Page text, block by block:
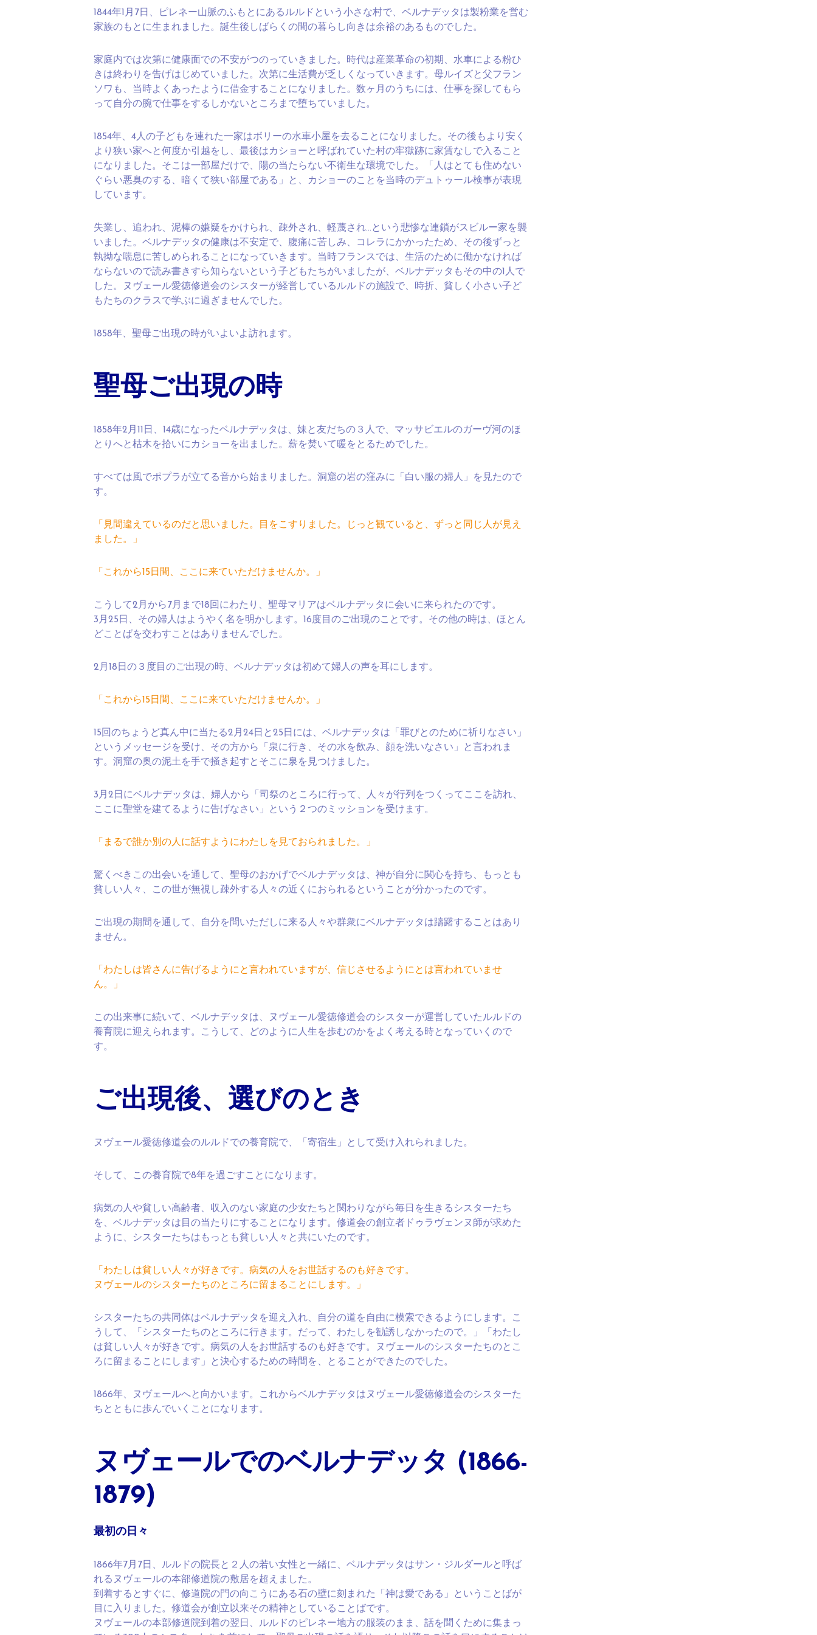
1844年1月7日、ピレネー山脈のふもとにあるルルドという小さな村で、ベルナデッタは製粉業を営む
家族のもとに生まれました。誕生後しばらくの間の暮らし向きは余裕のあるものでした。
家庭内では次第に健康面での不安がつのっていきました。時代は産業革命の初期、水車による粉ひ
きは終わりを告げはじめていました。次第に生活費が乏しくなっていきます。母ルイズと父フラン
ソワも、当時よくあったように借金することになりました。数ヶ月のうちには、仕事を探してもら
って自分の腕で仕事をするしかないところまで堕ちていました。
1854年、4人の子どもを連れた一家はボリーの水車小屋を去ることになりました。その後もより安く
より狭い家へと何度か引越をし、最後はカショーと呼ばれていた村の牢獄跡に家賃なしで入ること
になりました。そこは一部屋だけで、陽の当たらない不衛生な環境でした。「人はとても住めない
ぐらい悪臭のする、暗くて狭い部屋である」と、カショーのことを当時のデュトゥール検事が表現
しています。
失業し、追われ、泥棒の嫌疑をかけられ、疎外され、軽蔑され…という悲惨な連鎖がスビルー家を襲
いました。ベルナデッタの健康は不安定で、腹痛に苦しみ、コレラにかかったため、その後ずっと
執拗な喘息に苦しめられることになっていきます。当時フランスでは、生活のために働かなければ
ならないので読み書きすら知らないという子どもたちがいましたが、ベルナデッタもその中の1人で
した。ヌヴェール愛徳修道会のシスターが経営しているルルドの施設で、時折、貧しく小さい子ど
もたちのクラスで学ぶに過ぎませんでした。
1858年、聖母ご出現の時がいよいよ訪れます。
聖母ご出現の時
1858年2月11日、14歳になったベルナデッタは、妹と友だちの３人で、マッサビエルのガーヴ河のほ
とりへと枯木を拾いにカショーを出ました。薪を焚いて暖をとるためでした。
すべては風でポプラが立てる音から始まりました。洞窟の岩の窪みに「白い服の婦人」を見たので
す。
「見間違えているのだと思いました。目をこすりました。じっと観ていると、ずっと同じ人が見え
ました。」
「これから15日間、ここに来ていただけませんか。」
こうして2月から7月まで18回にわたり、聖母マリアはベルナデッタに会いに来られたのです。
3月25日、その婦人はようやく名を明かします。16度目のご出現のことです。その他の時は、ほとん
どことばを交わすことはありませんでした。
2月18日の３度目のご出現の時、ベルナデッタは初めて婦人の声を耳にします。
「これから15日間、ここに来ていただけませんか。」
15回のちょうど真ん中に当たる2月24日と25日には、ベルナデッタは「罪びとのために祈りなさい」
というメッセージを受け、その方から「泉に行き、その水を飲み、顔を洗いなさい」と言われま
す。洞窟の奥の泥土を手で掻き起すとそこに泉を見つけました。
3月2日にベルナデッタは、婦人から「司祭のところに行って、人々が行列をつくってここを訪れ、
ここに聖堂を建てるように告げなさい」という２つのミッションを受けます。
「まるで誰か別の人に話すようにわたしを見ておられました。」
驚くべきこの出会いを通して、聖母のおかげでベルナデッタは、神が自分に関心を持ち、もっとも
貧しい人々、この世が無視し疎外する人々の近くにおられるということが分かったのです。
ご出現の期間を通して、自分を問いただしに来る人々や群衆にベルナデッタは躊躇することはあり
ません。
「わたしは皆さんに告げるようにと言われていますが、信じさせるようにとは言われていませ
ん。」
この出来事に続いて、ベルナデッタは、ヌヴェール愛徳修道会のシスターが運営していたルルドの
養育院に迎えられます。こうして、どのように人生を歩むのかをよく考える時となっていくので
す。
ご出現後、選びのとき
ヌヴェール愛徳修道会のルルドでの養育院で、「寄宿生」として受け入れられました。
そして、この養育院で8年を過ごすことになります。
病気の人や貧しい高齢者、収入のない家庭の少女たちと関わりながら毎日を生きるシスターたち
を、ベルナデッタは目の当たりにすることになります。修道会の創立者ドゥラヴェンヌ師が求めた
ように、シスターたちはもっとも貧しい人々と共にいたのです。
「わたしは貧しい人々が好きです。病気の人をお世話するのも好きです。
ヌヴェールのシスターたちのところに留まることにします。」
シスターたちの共同体はベルナデッタを迎え入れ、自分の道を自由に模索できるようにします。こ
うして、「シスターたちのところに行きます。だって、わたしを勧誘しなかったので。」「わたし
は貧しい人々が好きです。病気の人をお世話するのも好きです。ヌヴェールのシスターたちのとこ
ろに留まることにします」と決心するための時間を、とることができたのでした。
1866年、ヌヴェールへと向かいます。これからベルナデッタはヌヴェール愛徳修道会のシスターた
ちとともに歩んでいくことになります。
ヌヴェールでのベルナデッタ (1866-
1879)
最初の日々
1866年7月7日、ルルドの院長と２人の若い女性と一緒に、ベルナデッタはサン・ジルダールと呼ば
れるヌヴェールの本部修道院の敷居を超えました。
到着するとすぐに、修道院の門の向こうにある石の壁に刻まれた「神は愛である」ということばが
目に入りました。修道会が創立以来その精神としていることばです。
ヌヴェールの本部修道院到着の翌日、ルルドのピレネー地方の服装のまま、話を聞くために集まっ